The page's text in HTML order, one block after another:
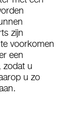
zijn
voorkomen
een
zodat u
u zo